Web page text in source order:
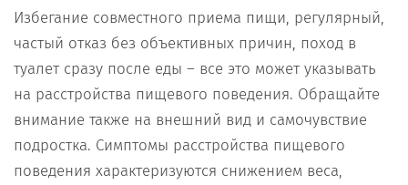
Избегание совместного приема пищи, регулярный,
частый отказ без объективных причин, поход в
туалет сразу после еды – все это может указывать
на расстройства пищевого поведения. Обращайте
внимание также на внешний вид и самочувствие
подростка. Симптомы расстройства пищевого
поведения характеризуются снижением веса,